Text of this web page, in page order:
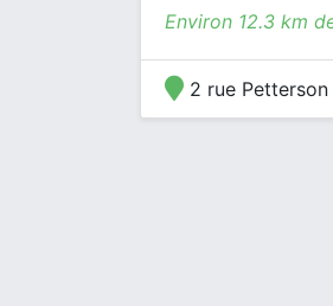
Environ 12.3 km
2 rue